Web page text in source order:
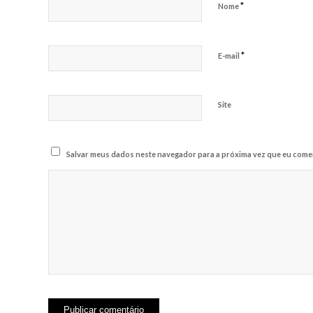
Nome*
E-mail *
Site
Salvar meus dados neste navegador para a próxima vez que eu